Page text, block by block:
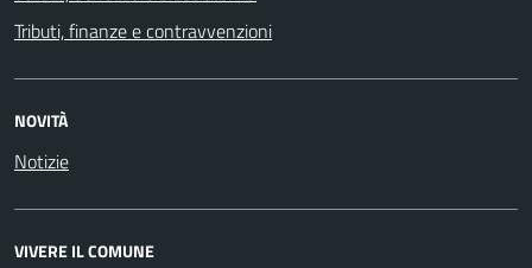
Tributi, finanze e contravvenzioni
NOVITÀ
Notizie
VIVERE IL COMUNE